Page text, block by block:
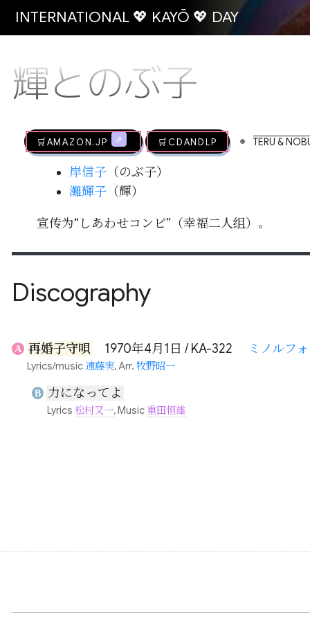
INTERNATIONAL 💖 KAYŌ 💖 DAY
輝とのぶ子
🛒AMAZON.jp 🛒CDandLP • TERU &
岸信子（のぶ子）
灘輝子（輝）
宣传为“しあわせコンビ”（幸福二人组）。
Discography
A 再婚子守唄 1970年4月1日 / KA-322 ミノルフ
Lyrics/music 遠藤実, Arr. 牧野昭一
B 力になってよ
Lyrics 松村又一, Music 重田恒雄